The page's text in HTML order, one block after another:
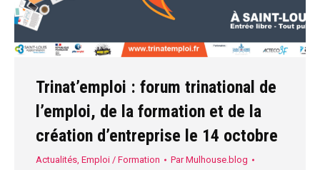
Trinat’emploi : forum trinational de
l’emploi, de la formation et de la
création d’entreprise le 14 octobre
Actualités, Emploi / Formation ParMulhouse.blog